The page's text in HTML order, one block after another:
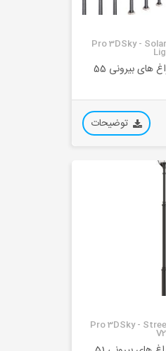
Pro 3DSky -
بیرونی 55
توضیحات
Pro 3DSky -